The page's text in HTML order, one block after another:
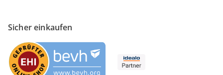
Sicher einkaufen